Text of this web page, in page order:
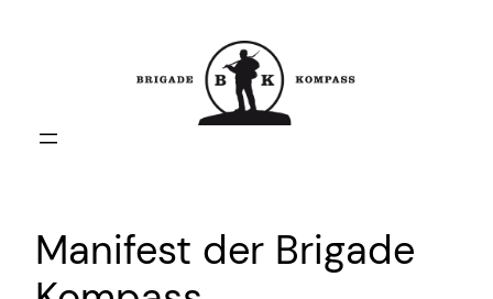
Manifest der Brigade